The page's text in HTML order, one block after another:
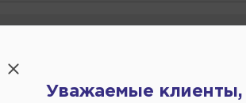
нам:
Уважаемые клиенты,